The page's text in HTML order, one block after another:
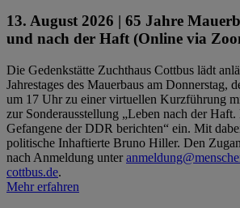
13. August 2026 | 65 Jahre
und nach der Haft (Online via
Die Gedenkstätte Zuchthaus Cottbus lädt
Jahrestages des Mauerbaus am Donnerstag,
um 17 Uhr zu einer virtuellen Kurzführung
zur Sonderausstellung „Leben nach der
Gefangene der DDR berichten“ ein. Mit
politische Inhaftierte Bruno Hiller. Den
nach Anmeldung unter
cottbus.de.
Mehr erfahren